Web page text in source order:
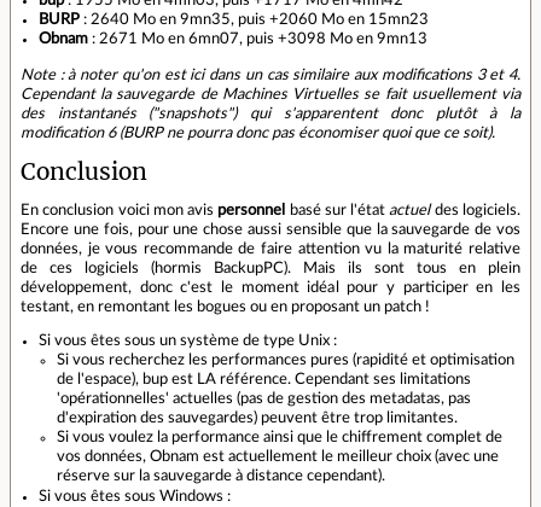
BURP : 2640 Mo en 9mn35, puis +2060 Mo en 15mn23
Obnam : 2671 Mo en 6mn07, puis +3098 Mo en 9mn13
Note : à noter qu'on est ici dans un cas similaire aux modifications 3 et 4.
Cependant la sauvegarde de Machines Virtuelles se fait usuellement via
des instantanés ("snapshots") qui s'apparentent donc plutôt à la
modification 6 (BURP ne pourra donc pas économiser quoi que ce soit).
Conclusion
En conclusion voici mon avis personnel basé sur l'étatactueldes logiciels.
Encore une fois, pour une chose aussi sensible que la sauvegarde de vos
données, je vous recommande de faire attention vu la maturité relative
de ces logiciels (hormis BackupPC). Mais ils sont tous en plein
développement, donc c'est le moment idéal pour y participer en les
testant, en remontant les bogues ou en proposant un patch !
Si vous êtes sous un système de type Unix :
Si vous recherchez les performances pures (rapidité et optimisation
de l'espace), bup est LA référence. Cependant ses limitations
'opérationnelles' actuelles (pas de gestion des metadatas, pas
d'expiration des sauvegardes) peuvent être trop limitantes.
Si vous voulez la performance ainsi que le chiffrement complet de
vos données, Obnam est actuellement le meilleur choix (avec une
réserve sur la sauvegarde à distance cependant).
Si vous êtes sous Windows :